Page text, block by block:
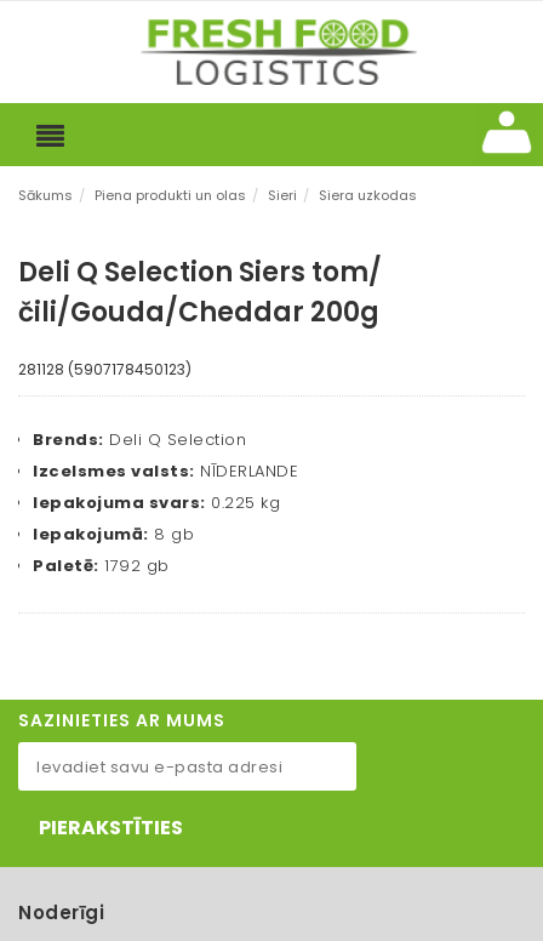
Sākums / Piena produkti un olas / Sieri / Siera uzkodas
Deli Q Selection Siers tom/
čili/Gouda/Cheddar 200g
281128 (5907178450123)
Brends: Deli Q Selection
Izcelsmes valsts: NĪDERLANDE
Iepakojuma svars: 0.225 kg
Iepakojumā: 8 gb
Paletē: 1792 gb
SAZINIETIES AR MUMS
PIERAKSTĪTIES
Noderīgi